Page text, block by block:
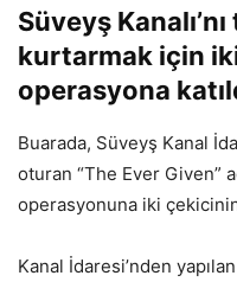
Süveyş
kurtarmak için
operasyona
Buarada, Süveyş Kanal
oturan “The Ever Given”
operasyonuna iki çekicinin
Kanal İdaresi’nden